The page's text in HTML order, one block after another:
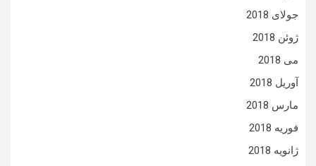
جولای 2018
ژوئن 2018
می 2018
آوریل 2018
مارس 2018
فوریه 2018
ژانویه 2018